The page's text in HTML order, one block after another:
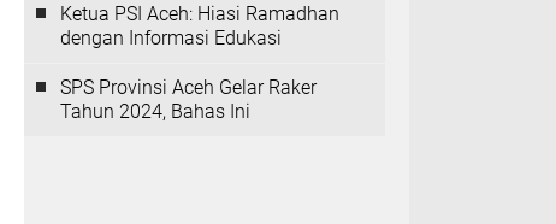
Ketua PSI Aceh: Hiasi Ramadhan
dengan Informasi Edukasi
SPS Provinsi Aceh Gelar Raker
Tahun 2024, Bahas Ini